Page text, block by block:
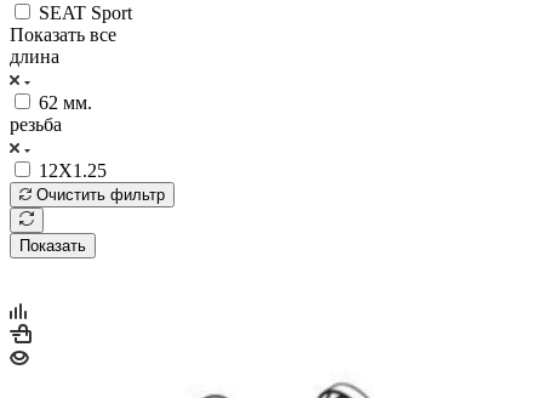
SEAT Sport
Показать все
длина
62 мм.
резьба
12Х1.25
Очистить фильтр
Показать